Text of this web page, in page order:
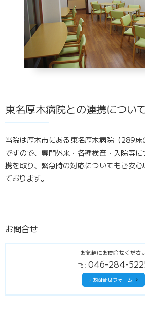
東名厚木病院との連携につい
当院は厚木市にある東名厚木病院（289
ですので、専門外来・各種検査・入院等
携を取り、緊急時の対応についてもご安
ております。
お問合せ
お気軽にお問合せくださ
Tel: 046-284-
お問合せフォーム